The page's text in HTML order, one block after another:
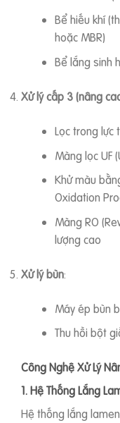
Bể hiếu khí
hoặc MBR)
Bể lắng sinh
Xử lý cấp 3 (nâng
Lọc trong lực
Màng lọc UF
Khử màu
Oxidation
Màng RO
lượng cao
Xử lý bùn:
Máy ép bùn
Thu hồi bột
Công Nghệ Xử Lý
1. Hệ Thống Lắng
Hệ thống lắng